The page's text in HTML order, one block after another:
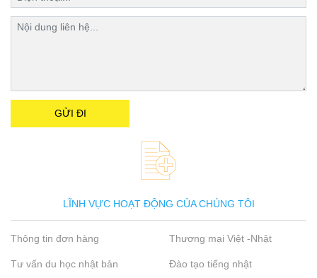
LĨNH VỰC HOẠT ĐỘNG CỦA CHÚNG TÔI
Thông tin đơn hàng Thương mại Việt -Nhật
Tư vấn du học nhật bản Đào tạo tiếng nhật